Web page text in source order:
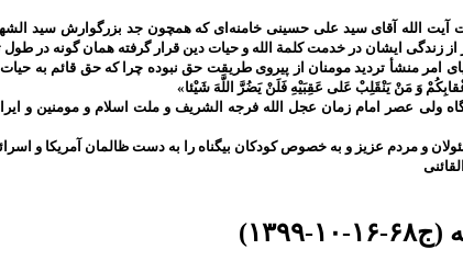
الله آقای سید علی حسینی خامنه‌ای که همچون جد بزرگوارش سید
از زندگی ایشان در خدمت کلمة الله و حیات دین قرار گرفته همان گونه
امر منشأ تردید مومنان از پیروی طریقت حق نبوده چرا که حق قائم به
وَ مَنْ يَنْقَلِبْ عَلى‌ عَقِبَيْهِ فَلَنْ يَضُرَّ اللَّهَ شَيْئا»
ولی عصر امام زمان عجل الله فرجه الشریف و ملت اسلام و مومنین و
و مردم عزیز و به خصوص کودکان بیگناه را به دست ظالمان آمریکا و
۱۳۹۹)